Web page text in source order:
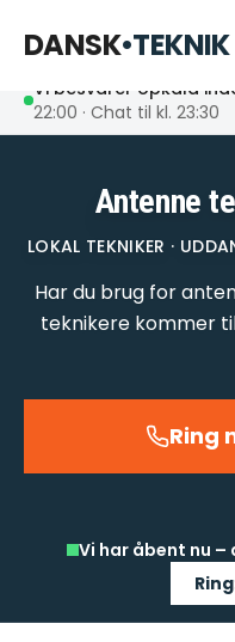
DANSK•TEKNIK
Åbent nu
Vi besvarer opkald
22:00 · Chat til kl. 23:30
Antenne
LOKAL TEKNIKER ·
Har du brug for
teknikere kommer
Ring
Vi har åbent nu –